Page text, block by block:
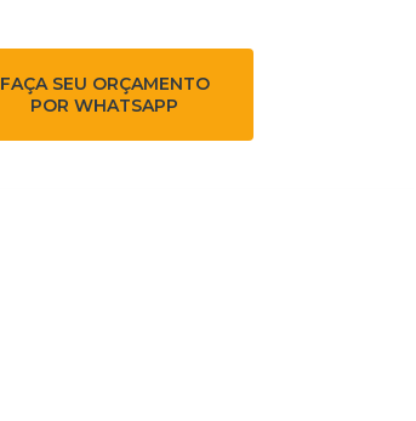
FAÇA SEU ORÇAMENTO
POR WHATSAPP